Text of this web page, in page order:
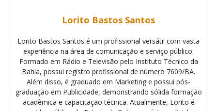
Lorito Bastos Santos
Lorito Bastos Santos é um profissional versátil com vasta
experiência na área de comunicação e serviço público.
Formado em Rádio e Televisão pelo Instituto Técnico da
Bahia, possui registro profissional de número 7609/BA.
Além disso, é graduado em Marketing e possui pós-
graduação em Publicidade, demonstrando sólida formação
acadêmica e capacitação técnica. Atualmente, Lorito é